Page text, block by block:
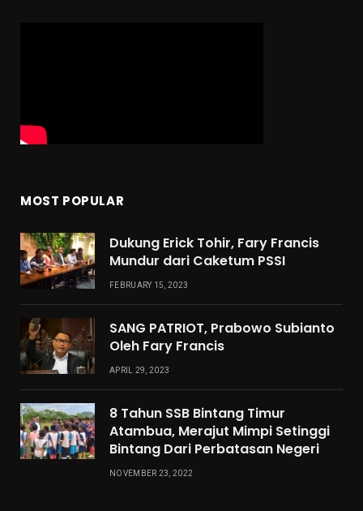
MOST POPULAR
Dukung Erick Tohir, Fary Francis
Mundur dari Caketum PSSI
FEBRUARY 15, 2023
SANG PATRIOT, Prabowo Subianto
Oleh Fary Francis
APRIL 29, 2023
8 Tahun SSB Bintang Timur
Atambua, Merajut Mimpi Setinggi
Bintang Dari Perbatasan Negeri
NOVEMBER 23, 2022